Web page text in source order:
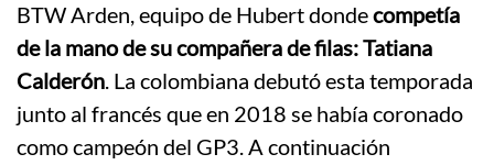
BTW Arden, equipo de Hubert dondecompetía
de la mano de su compañera de filas: Tatiana
Calderón. La colombiana debutó esta temporada
junto al francés que en 2018 se había coronado
como campeón del GP3. A continuación